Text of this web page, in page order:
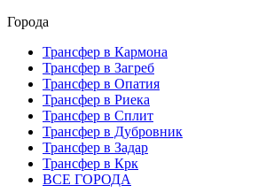
Города
Трансфер в Кармона
Трансфер в Загреб
Трансфер в Опатия
Трансфер в Риека
Трансфер в Сплит
Трансфер в Дубровник
Трансфер в Задар
Трансфер в Крк
ВСЕ ГОРОДА